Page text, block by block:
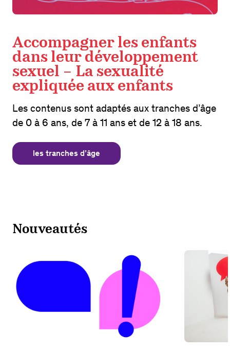
Accompagner les enfants
dans leur développement
sexuel – La sexualité
expliquée aux enfants
Les contenus sont adaptés aux tranches d’âge
de 0 à 6 ans, de 7 à 11 ans et de 12 à 18 ans.
les tranches d’âge
Nouveautés